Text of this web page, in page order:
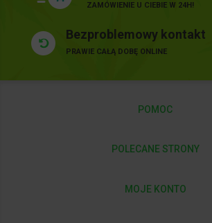
ZAMÓWIENIE U CIEBIE W 24H!
Bezproblemowy kontakt
PRAWIE CAŁĄ DOBĘ ONLINE
POMOC
POLECANE STRONY
MOJE KONTO